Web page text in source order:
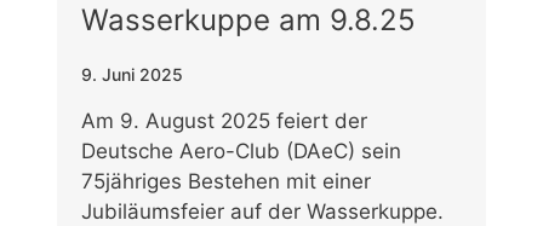
Wasserkuppe am 9.8.25
9. Juni 2025
Am 9. August 2025 feiert der
Deutsche Aero-Club (DAeC) sein
75jähriges Bestehen mit einer
Jubiläumsfeier auf der Wasserkuppe.